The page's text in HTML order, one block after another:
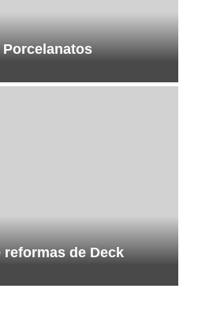
Porcelanatos
de Deck